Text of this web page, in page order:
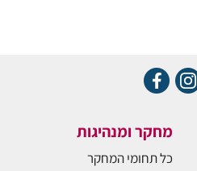
מחקר ומנהיגות
כל תחומי המחקר